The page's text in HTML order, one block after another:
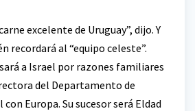
excelente de Uruguay”, dijo. Y
recordará al “equipo celeste”.
a Israel por razones familiares
del Departamento de
Europa. Su sucesor será Eldad